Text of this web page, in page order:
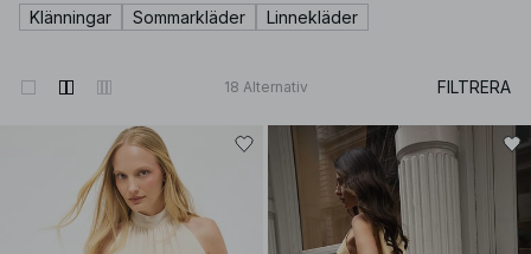
Klänningar Sommarkläder Linnekläder
18 Alternativ FILTRERA